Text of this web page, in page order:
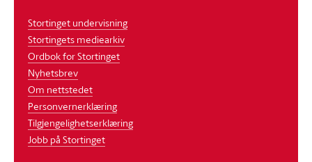
Stortinget undervisning
Stortingets mediearkiv
Ordbok for Stortinget
Nyhetsbrev
Om nettstedet
Personvernerklæring
Tilgjengelighetserklæring
Jobb på Stortinget